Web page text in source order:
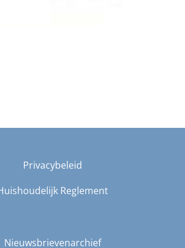
Privacybeleid
Reglement
Nieuwsbrievenarchief